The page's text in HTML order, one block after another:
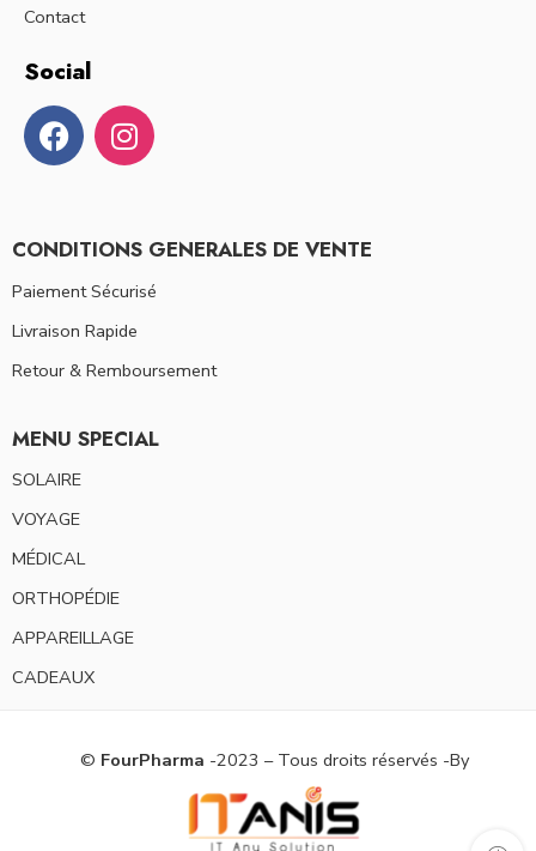
Contact
Social
CONDITIONS GENERALES DE VENTE
Paiement Sécurisé
Livraison Rapide
Retour & Remboursement
MENU SPECIAL
SOLAIRE
VOYAGE
MÉDICAL
ORTHOPÉDIE
APPAREILLAGE
CADEAUX
© FourPharma -2023 – Tous droits réservés -By